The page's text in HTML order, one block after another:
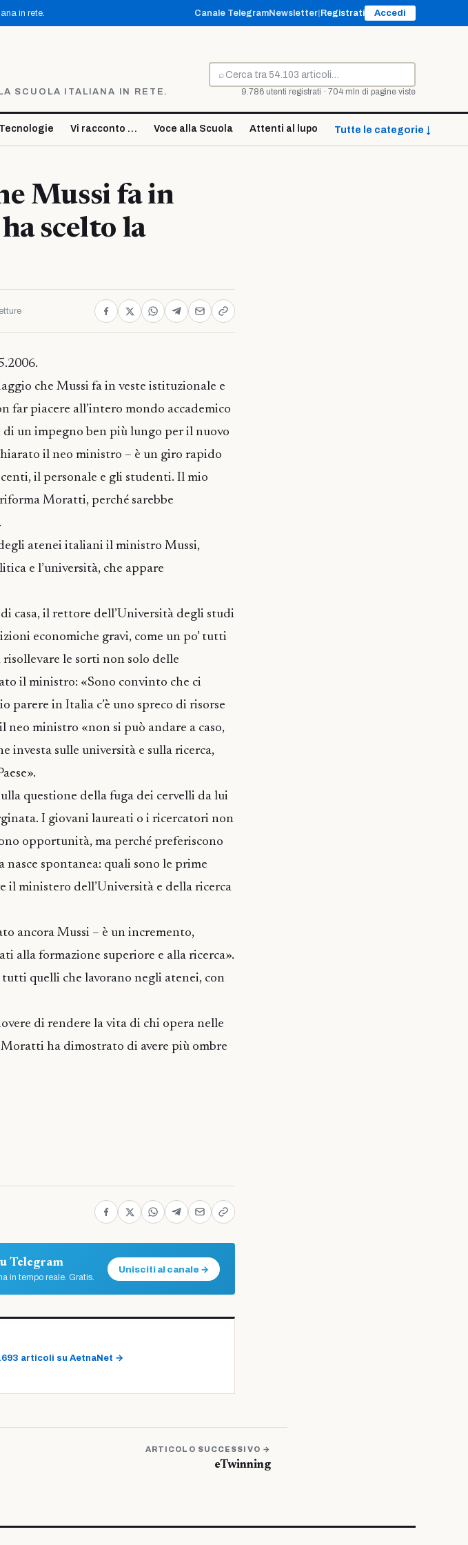
in rete. Canale TelegramNewsletter Registrati Accedi
SCUOLA ITALIANA IN RETE.
⌕
Cerca
9.786 utenti registrati · 704 mln di pagine viste
Vi racconto … Voce alla Scuola Attenti al lupo Tutte le categorie ↓
Mussi fa in
scelto la
che Mussi fa in veste istituzionale e
far piacere all’intero mondo accademico
di un impegno ben più lungo per il nuovo
il neo ministro – è un giro rapido
il personale e gli studenti. Il mio
Moratti, perché sarebbe
atenei italiani il ministro Mussi,
e l’università, che appare
casa, il rettore dell’Università degli studi
economiche gravi, come un po’ tutti
le sorti non solo delle
il ministro: «Sono convinto che ci
parere in Italia c’è uno spreco di risorse
neo ministro «non si può andare a caso,
investa sulle università e sulla ricerca,
questione della fuga dei cervelli da lui
I giovani laureati o i ricercatori non
opportunità, ma perché preferiscono
nasce spontanea: quali sono le prime
il ministero dell’Università e della ricerca
ancora Mussi – è un incremento,
alla formazione superiore e alla ricerca».
tutti quelli che lavorano negli atenei, con
di rendere la vita di chi opera nelle
ha dimostrato di avere più ombre
Telegram
in tempo reale. Gratis.
Unisciti al canale →
articoli su AetnaNet →
ARTICOLO SUCCESSIVO →
eTwinning